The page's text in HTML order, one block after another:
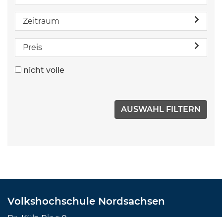
Zeitraum
Preis
nicht volle
Volkshochschule Nordsachsen